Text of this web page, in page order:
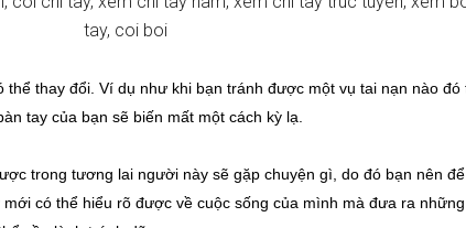
thể thay đổi. Ví dụ như khi bạn tránh được một vụ tai nạn nào
tay của bạn sẽ biến mất một cách kỳ lạ.
trong tương lai người này sẽ gặp chuyện gì, do đó bạn nên
có thể hiểu rõ được về cuộc sống của mình mà đưa ra